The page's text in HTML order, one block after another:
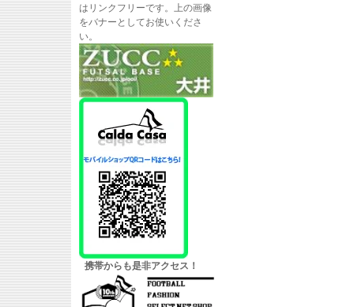
はリンクフリーです。上の画像
をバナーとしてお使いくださ
い。
携帯からも是非アクセス！